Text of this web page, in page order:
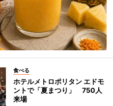
食べる
ホテルメトロポリタン エドモ
ントで「夏まつり」 750人
来場